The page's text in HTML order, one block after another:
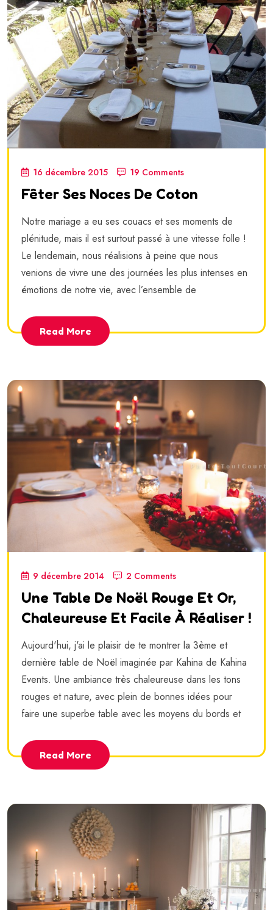
16 décembre 2015 19 Comments
Fêter Ses Noces De Coton
Notre mariage a eu ses couacs et ses moments de
plénitude, mais il est surtout passé à une vitesse folle !
Le lendemain, nous réalisions à peine que nous
venions de vivre une des journées les plus intenses en
émotions de notre vie, avec l’ensemble de
Read More
9 décembre 2014 2 Comments
Une Table De Noël Rouge Et Or,
Chaleureuse Et Facile À Réaliser !
Aujourd'hui, j'ai le plaisir de te montrer la 3ème et
dernière table de Noël imaginée par Kahina de Kahina
Events. Une ambiance très chaleureuse dans les tons
rouges et nature, avec plein de bonnes idées pour
faire une superbe table avec les moyens du bords et
Read More